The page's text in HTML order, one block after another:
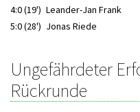
4:0 (19') Leander-Jan Frank
5:0 (28') Jonas Riede
Ungefährdeter
Rückrunde